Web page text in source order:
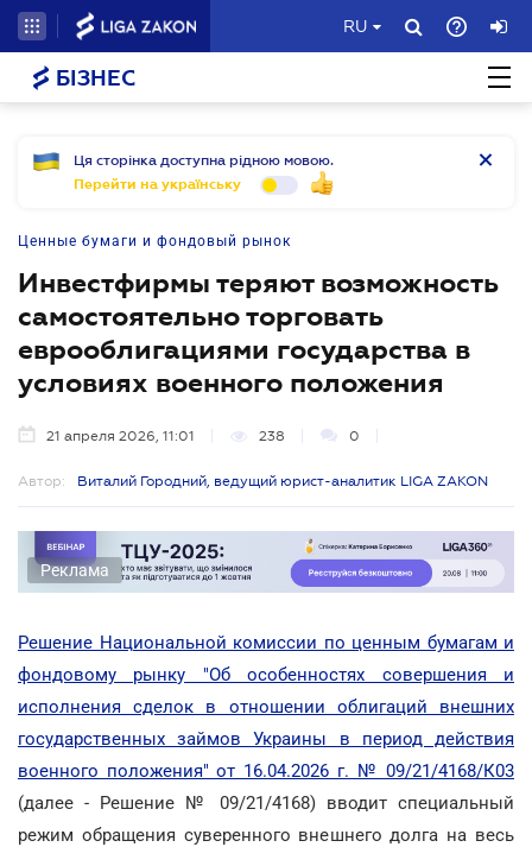
RU
БІЗНЕС
Ця сторінка доступна рідною мовою.
Перейти на українську
Ценные бумаги и фондовый рынок
Инвестфирмы теряют возможность
самостоятельно торговать
еврооблигациями государства в
условиях военного положения
21 апреля 2026, 11:01 238 0
Автор: Виталий Городний, ведущий юрист-аналитик LIGA ZAKON
Реклама
Решение Национальной комиссии по ценным бумагам и
фондовому рынку "Об особенностях совершения и
исполнения сделок в отношении облигаций внешних
государственных займов Украины в период действия
военного положения" от 16.04.2026 г. № 09/21/4168/К03
(далее - Решение № 09/21/4168) вводит специальный
режим обращения суверенного внешнего долга на весь